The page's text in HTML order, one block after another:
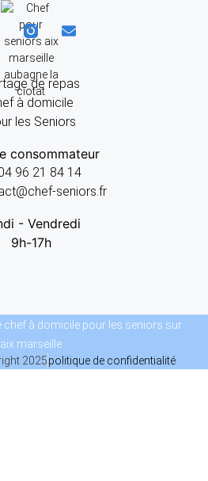
de repas
à domicile
les Seniors
consommateur
96 21 84 14
seniors.fr
- Vendredi
9h-17h
chef à domicile pour les seniors sur
aix marseille
2025politique de confidentialité